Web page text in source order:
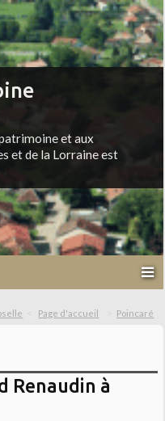
et aux
et de la Lorraine est
Page d'accueil Poincaré
Renaudin à